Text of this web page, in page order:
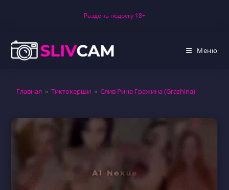
Раздень подругу 18+
Меню
Главная » Тиктокерши » Слив Рина Гражина (Grazhina)